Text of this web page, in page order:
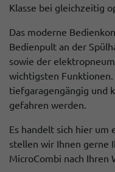
Klasse bei gleichzeitig
Das moderne
Bedienpult an der
sowie der
wichtigsten
tiefgaragengängig und
gefahren werden.
Es handelt sich hier um
stellen wir Ihnen gerne
MicroCombi nach Ihren